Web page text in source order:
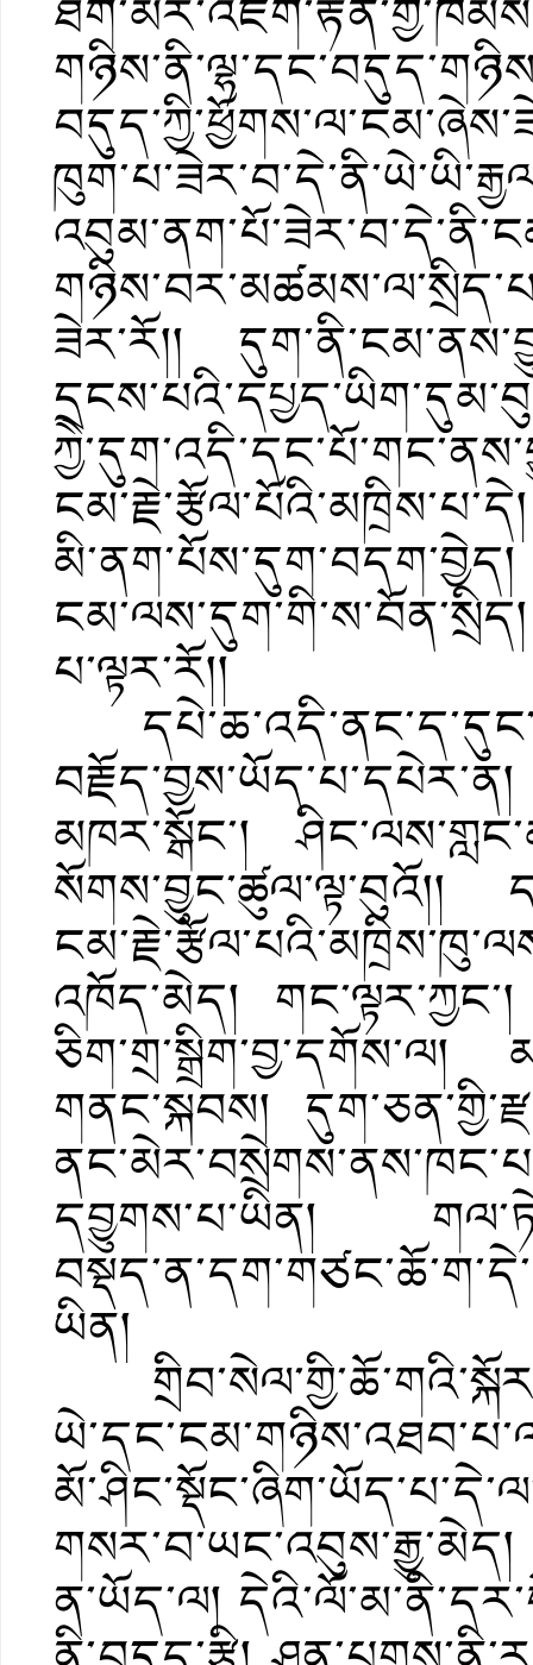
ཟེར་རོ།།
པ་ལྟར་རོ།།
མཁར་སྒོང་།
སོགས་བྱུང་ཚུལ་ལྟ་བུའོ།།
འཁོད་མེད།
ཅིག་གྲ་སྒྲིག་བྱ་དགོས་ལ།
གནང་སྐབས།
དབྱུགས་པ་ཡིན།
ཡིན།
ན་ཡོད་ལ།